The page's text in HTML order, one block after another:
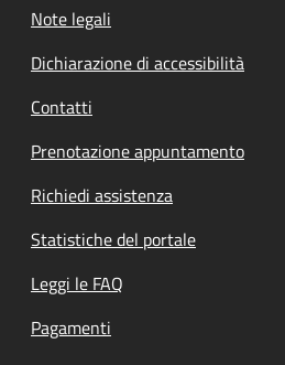
Note legali
Dichiarazione di accessibilità
Contatti
Prenotazione appuntamento
Richiedi assistenza
Statistiche del portale
Leggi le FAQ
Pagamenti